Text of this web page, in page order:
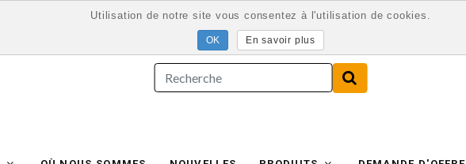
Utilisation de notre site vous consentez à l'utilisation de cookies.
En savoir plus